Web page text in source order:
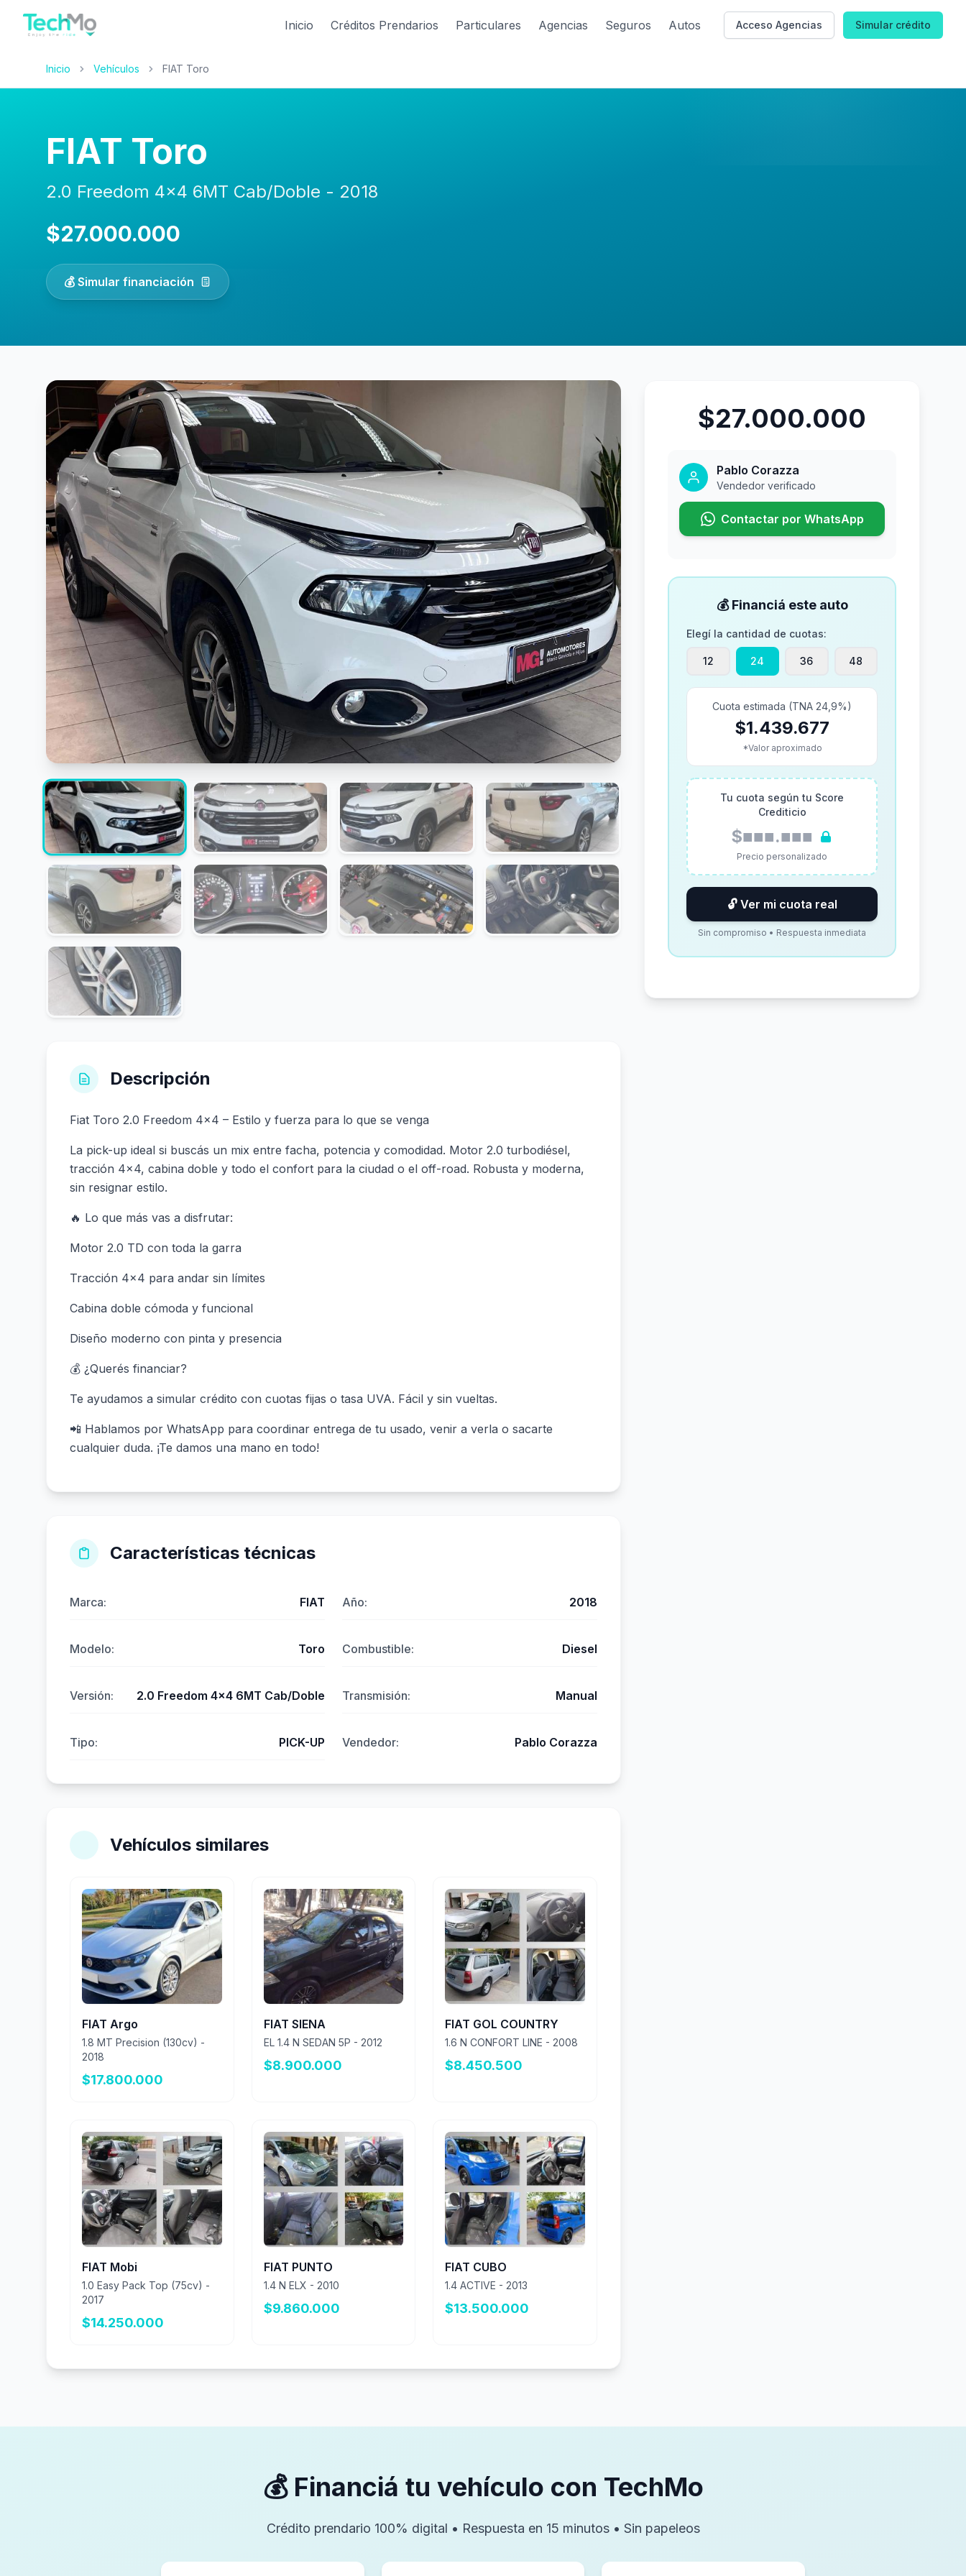
Inicio Créditos Prendarios Particulares Agencias Seguros Autos Acceso Agencias Simular crédito
Inicio Vehículos FIAT Toro
FIAT Toro
2.0 Freedom 4x4 6MT Cab/Doble - 2018
$27.000.000
💰 Simular financiación
Descripción
Fiat Toro 2.0 Freedom 4x4 – Estilo y fuerza para lo que se venga
La pick-up ideal si buscás un mix entre facha, potencia y comodidad. Motor 2.0 turbodiésel,
tracción 4x4, cabina doble y todo el confort para la ciudad o el off-road. Robusta y moderna,
sin resignar estilo.
🔥 Lo que más vas a disfrutar:
Motor 2.0 TD con toda la garra
Tracción 4x4 para andar sin límites
Cabina doble cómoda y funcional
Diseño moderno con pinta y presencia
💰 ¿Querés financiar?
Te ayudamos a simular crédito con cuotas fijas o tasa UVA. Fácil y sin vueltas.
📲 Hablamos por WhatsApp para coordinar entrega de tu usado, venir a verla o sacarte
cualquier duda. ¡Te damos una mano en todo!
Características técnicas
Marca: FIAT
Modelo: Toro
Versión: 2.0 Freedom 4x4 6MT Cab/Doble
Tipo: PICK-UP
Año: 2018
Combustible: Diesel
Transmisión: Manual
Vendedor: Pablo Corazza
Vehículos similares
FIAT Argo
1.8 MT Precision (130cv) -
2018
$17.800.000
FIAT SIENA
EL 1.4 N SEDAN 5P - 2012
$8.900.000
FIAT GOL COUNTRY
1.6 N CONFORT LINE - 2008
$8.450.500
FIAT Mobi
1.0 Easy Pack Top (75cv) -
2017
$14.250.000
FIAT PUNTO
1.4 N ELX - 2010
$9.860.000
FIAT CUBO
1.4 ACTIVE - 2013
$13.500.000
$27.000.000
Pablo Corazza
Vendedor verificado
Contactar por WhatsApp
💰 Financiá este auto
Elegí la cantidad de cuotas:
12 24 36 48
Cuota estimada (TNA 24,9%)
$1.439.677
*Valor aproximado
Tu cuota según tu Score
Crediticio
$■■■.■■■
Precio personalizado
🔓 Ver mi cuota real
Sin compromiso • Respuesta inmediata
💰 Financiá tu vehículo con TechMo
Crédito prendario 100% digital • Respuesta en 15 minutos • Sin papeleos